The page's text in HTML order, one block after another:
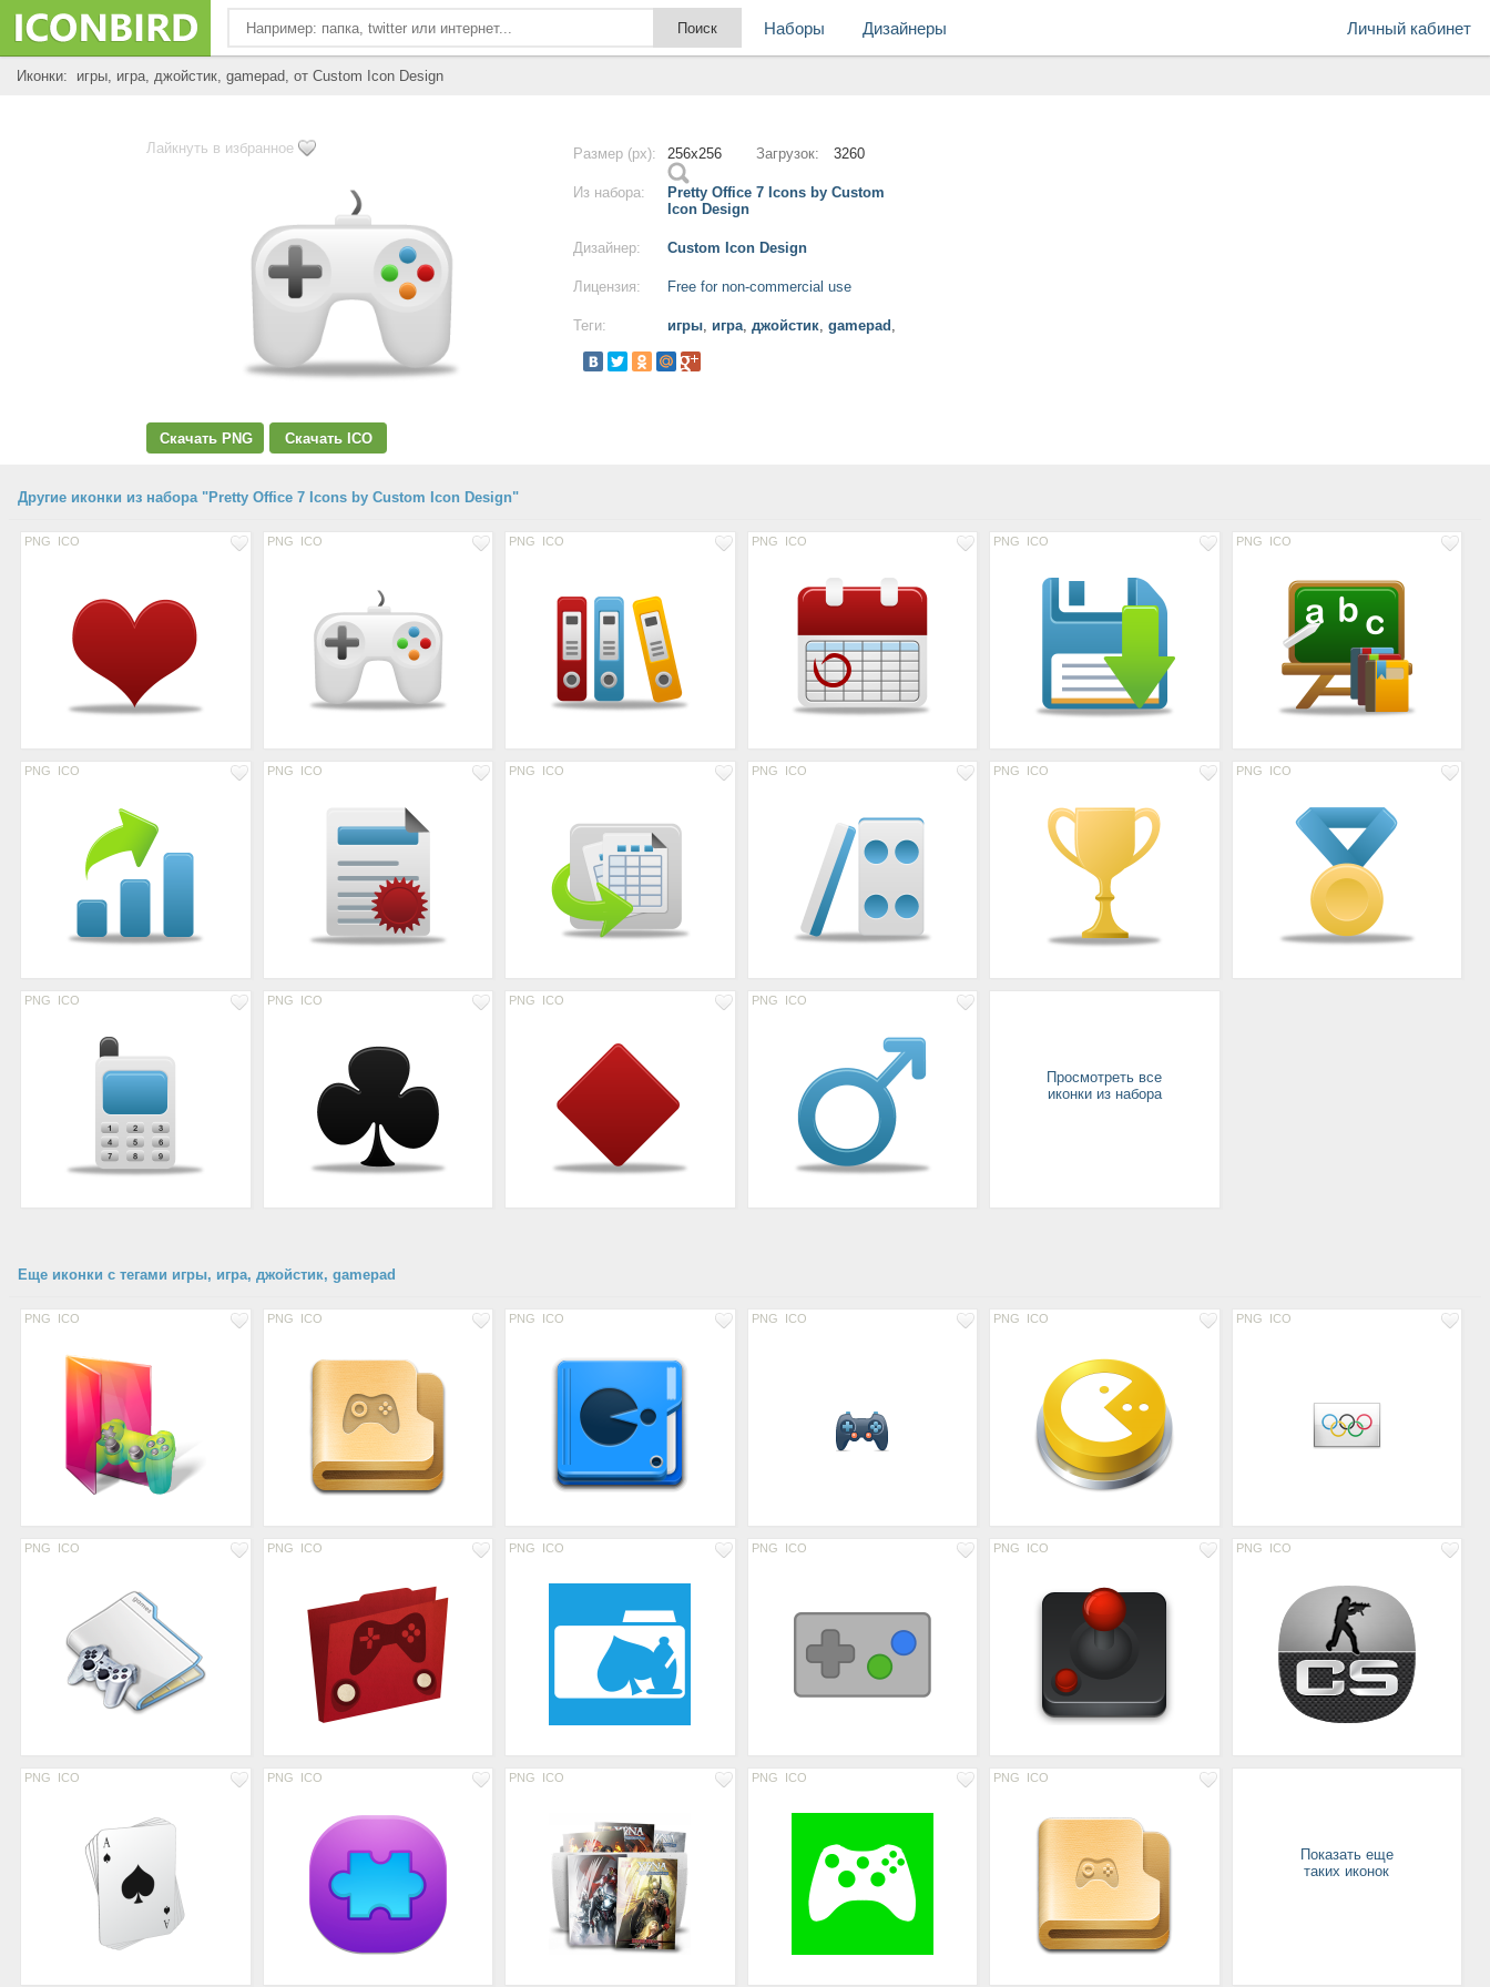
Личный кабинет
Наборы Дизайнеры
Иконки: игры, игра, джойстик, gamepad, от Custom Icon Design
Лайкнуть в избранное
Скачать PNG Скачать ICO
Размер (px): 256x256 Загрузок: 3260
Из набора:
Pretty Office 7 Icons by Custom
Icon Design
Дизайнер: Custom Icon Design
Лицензия: Free for non-commercial use
Теги: игры, игра, джойстик, gamepad ,
Другие иконки из набора "Pretty Office 7 Icons by Custom Icon Design"
PNG ICO PNG ICO PNG ICO PNG ICO PNG ICO PNG ICO
PNG ICO PNG ICO PNG ICO PNG ICO PNG ICO PNG ICO
PNG ICO PNG ICO PNG ICO PNG ICO
Просмотреть все
иконки из набора
Еще иконки с тегами игры, игра, джойстик, gamepad
PNG ICO PNG ICO PNG ICO PNG ICO PNG ICO PNG ICO
PNG ICO PNG ICO PNG ICO PNG ICO PNG ICO PNG ICO
PNG ICO PNG ICO PNG ICO PNG ICO PNG ICO
Показать еще
таких иконок